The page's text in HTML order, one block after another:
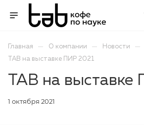
Главная — О компании — Новости —
TAB на выставке ПИР 2021
TAB на выставке
1 октября 2021